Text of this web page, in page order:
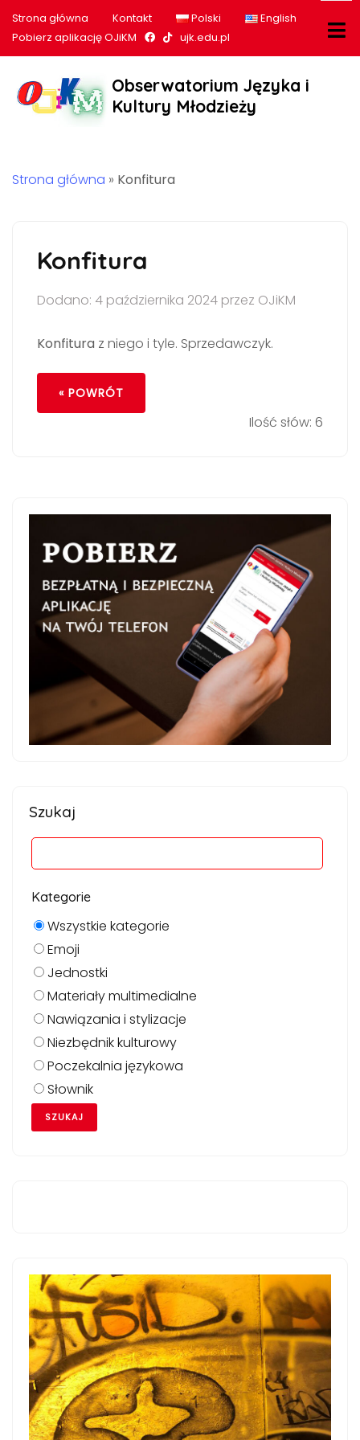
Strona główna Kontakt Polski
English
Pobierz aplikację OJiKM
Nasz profil na Facebook
Nasz profil na tiktok
ujk.edu.pl
Obserwatorium Języka i
Kultury Młodzieży
Strona główna » Konfitura
Konfitura
Dodano: 4 października 2024 przez OJiKM
Konfitura z niego i tyle. Sprzedawczyk.
« POWRÓT
Ilość słów: 6
Szukaj
Kategorie
Wszystkie kategorie
Emoji
Jednostki
Materiały multimedialne
Nawiązania i stylizacje
Niezbędnik kulturowy
Poczekalnia językowa
Słownik